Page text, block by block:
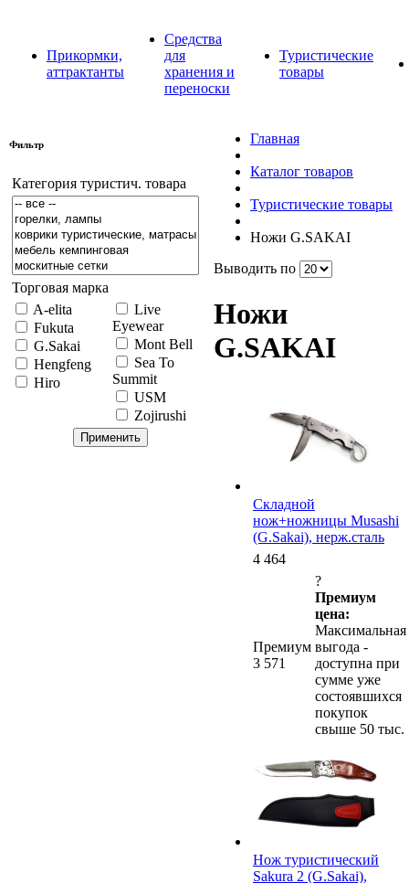
Прикормки,
аттрактанты
Средства
для
хранения и
переноски
Туристические
товары
Фильтр
Категория туристич. товара
Торговая марка
A-elita
Fukuta
G.Sakai
Hengfeng
Hiro
Live
Eyewear
Mont Bell
Sea To
Summit
USM
Zojirushi
Главная
Каталог товаров
Туристические товары
Ножи G.SAKAI
Выводить по
Ножи
G.SAKAI
Cкладной
нож+ножницы Musashi
(G.Sakai), нерж.сталь
4 464
Премиум
3 571
?
Премиум
цена:
Максимальная
выгода -
доступна при
сумме уже
состоявшихся
покупок
свыше 50 тыс.
Нож туристический
Sakura 2 (G.Sakai),